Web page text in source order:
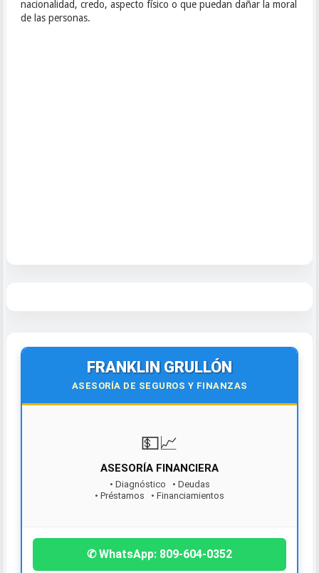
nacionalidad, credo, aspecto físico o que puedan dañar la moral
de las personas.
FRANKLIN GRULLÓN
ASESORÍA DE SEGUROS Y FINANZAS
💵📈
• Diagnóstico • Deudas
• Préstamos • Financiamientos
¡Contáctanos hoy!
✆ WhatsApp: 809-604-0352